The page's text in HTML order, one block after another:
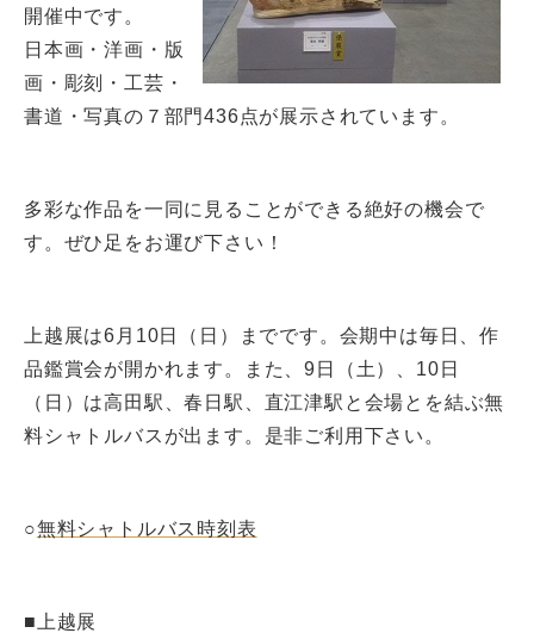
開催中です。
日本画・洋画・版
画・彫刻・工芸・
書道・写真の７部門436点が展示されています。
多彩な作品を一同に見ることができる絶好の機会で
す。ぜひ足をお運び下さい！
上越展は6月10日（日）までです。会期中は毎日、作
品鑑賞会が開かれます。また、9日（土）、10日
（日）は高田駅、春日駅、直江津駅と会場とを結ぶ無
料シャトルバスが出ます。是非ご利用下さい。
○無料シャトルバス時刻表
■上越展